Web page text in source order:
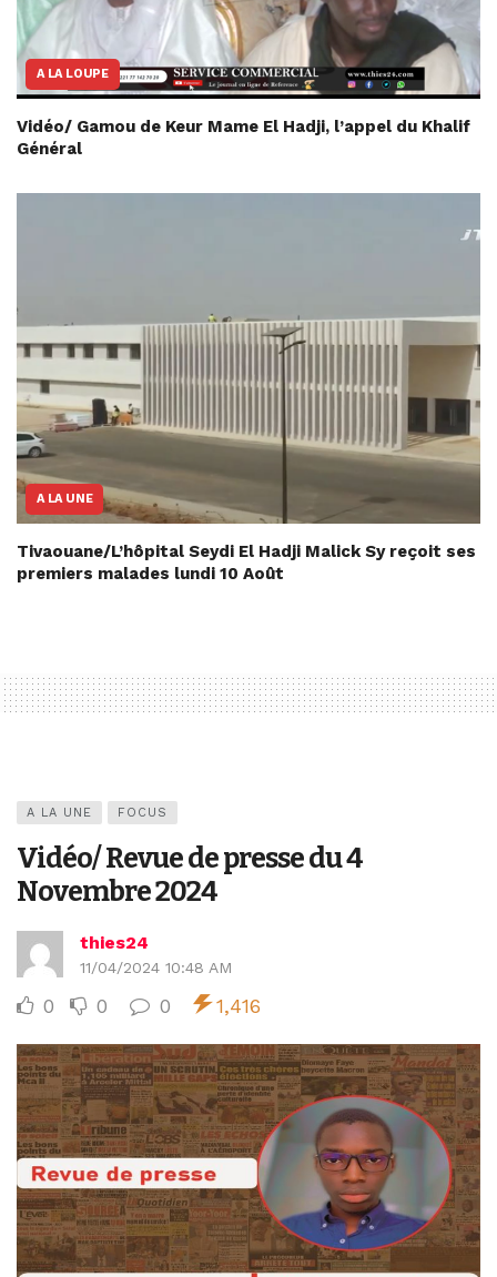
A LA LOUPE
Vidéo/ Gamou de Keur Mame El Hadji, l’appel du Khalif
Général
A LA UNE
Tivaouane/L’hôpital Seydi El Hadji Malick Sy reçoit ses
premiers malades lundi 10 Août
A LA UNE FOCUS
Vidéo/ Revue de presse du 4
Novembre 2024
thies24
11/04/2024 10:48 AM
0 0 0 1,416